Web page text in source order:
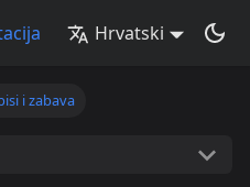
Hrvatski
i zabava